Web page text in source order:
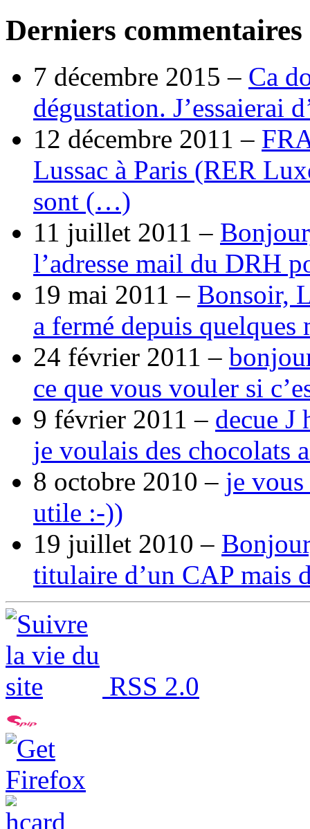
Derniers commentaires
7 décembre 2015 – Ca
dégustation. J’essaierai
12 décembre 2011 –
Lussac à Paris (RER
sont (…)
11 juillet 2011 –
l’adresse mail du DRH
19 mai 2011 – Bonsoir,
a fermé depuis
24 février 2011 –
ce que vous vouler si
9 février 2011 – decue J
je voulais des chocolats
8 octobre 2010 – je
utile :-))
19 juillet 2010 –
titulaire d’un CAP mais
RSS 2.0